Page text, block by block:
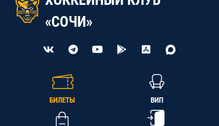
«СОЧИ»
БИЛЕТЫ ВИП